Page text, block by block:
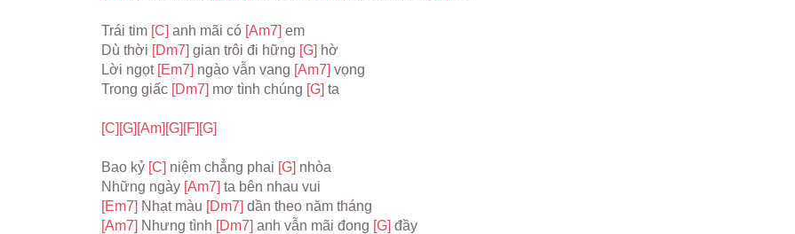
Trái tim [C] anh mãi có [Am7] em
Dù thời [Dm7] gian trôi đi hững [G] hờ
Lời ngọt [Em7] ngào vẫn vang [Am7] vọng
Trong giấc [Dm7] mơ tình chúng [G] ta
[C] [G] [Am] [G] [F] [G]
Bao kỷ [C] niệm chẳng phai [G] nhòa
Những ngày [Am7] ta bên nhau vui
[Em7] Nhạt màu [Dm7] dần theo năm tháng
[Am7] Nhưng tình [Dm7] anh vẫn mãi đong [G] đầy